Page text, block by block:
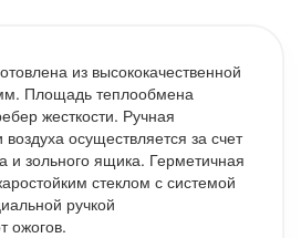
из высококачественной
Площадь теплообмена
жесткости. Ручная
осуществляется за счет
и зольного ящика. Герметичная
стеклом с системой
ручкой
ожогов.